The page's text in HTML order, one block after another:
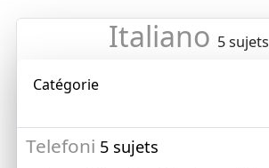
Italiano 5 sujets
Catégorie
Telefoni 5 sujets